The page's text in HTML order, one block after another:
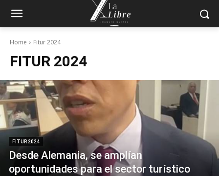
Home Fitur 2024
FITUR 2024
FITUR 2024
Desde Alemania, se amplían
oportunidades para el sector turístico